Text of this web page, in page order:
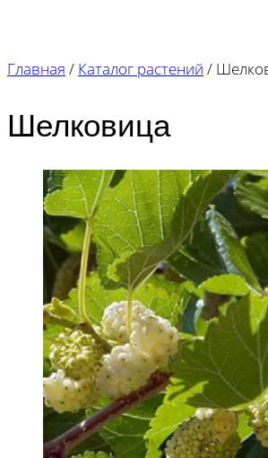
Главная / Каталог растений /
Шелковица